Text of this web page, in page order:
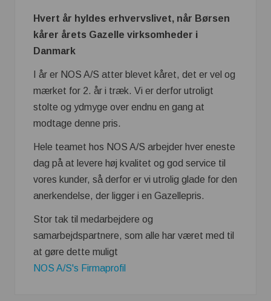
Hvert år hyldes erhvervslivet, når Børsen
kårer årets Gazelle virksomheder i
Danmark
I år er NOS A/S atter blevet kåret, det er vel og
mærket for 2. år i træk. Vi er derfor utroligt
stolte og ydmyge over endnu en gang at
modtage denne pris.
Hele teamet hos NOS A/S arbejder hver eneste
dag på at levere høj kvalitet og god service til
vores kunder, så derfor er vi utrolig glade for den
anerkendelse, der ligger i en Gazellepris.
Stor tak til medarbejdere og
samarbejdspartnere, som alle har været med til
at gøre dette muligt
NOS A/S's Firmaprofil